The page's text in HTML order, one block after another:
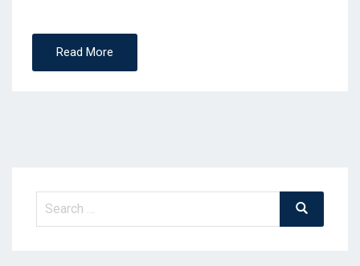
Read More
Search
Search